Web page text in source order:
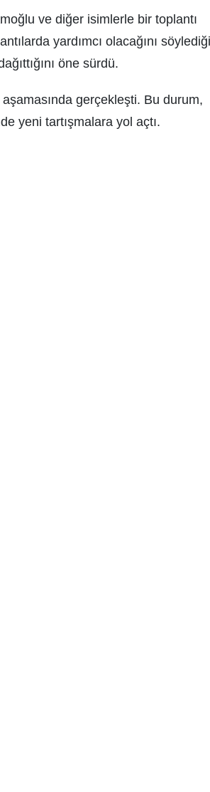
ve diğer isimlerle bir toplantı
yardımcı olacağını
öne sürdü.
gerçekleşti. Bu durum,
yeni tartışmalara yol açtı.